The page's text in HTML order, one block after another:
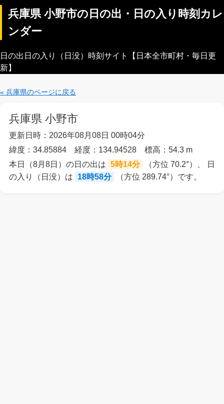
兵庫県 小野市の日の出・日の入り時刻カレ
ンダー
日の出日の入り（日没）時刻サイト【日本全市町村・毎日更
新】
« 兵庫県のページに戻る
兵庫県 小野市
更新日時：2026年08月08日 00時04分
緯度：34.85884 経度：134.94528 標高：54.3 m
本日（8月8日）の日の出は 5時14分
（方位 70.2°）、 日
の入り（日没）は
18時58分 （方位 289.74°）です。